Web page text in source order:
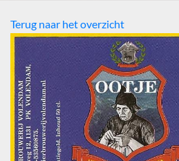
Terug naar het overzicht